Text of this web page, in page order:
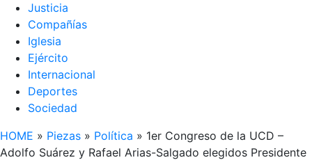
Justicia
Compañías
Iglesia
Ejército
Internacional
Deportes
Sociedad
HOME » Piezas » Política » 1er Congreso de la UCD –
Adolfo Suárez y Rafael Arias-Salgado elegidos Presidente